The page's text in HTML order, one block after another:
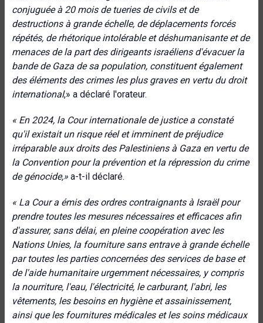
conjuguée à 20 mois de tueries de civils et de
destructions à grande échelle, de déplacements forcés
répétés, de rhétorique intolérable et déshumanisante et de
menaces de la part des dirigeants israéliens d'évacuer la
bande de Gaza de sa population, constituent également
des éléments des crimes les plus graves en vertu du droit
international,» a déclaré l'orateur.
« En 2024, la Cour internationale de justice a constaté
qu'il existait un risque réel et imminent de préjudice
irréparable aux droits des Palestiniens à Gaza en vertu de
la Convention pour la prévention et la répression du crime
de génocide,» a-t-il déclaré.
« La Cour a émis des ordres contraignants à Israël pour
prendre toutes les mesures nécessaires et efficaces afin
d'assurer, sans délai, en pleine coopération avec les
Nations Unies, la fourniture sans entrave à grande échelle
par toutes les parties concernées des services de base et
de l'aide humanitaire urgemment nécessaires, y compris
la nourriture, l'eau, l'électricité, le carburant, l'abri, les
vêtements, les besoins en hygiène et assainissement,
ainsi que les fournitures médicales et les soins médicaux